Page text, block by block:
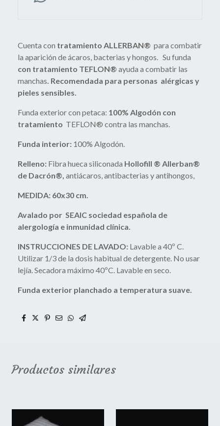
Cuenta con tratamiento ALLERBAN® para combatir
la aparición de ácaros, bacterias y hongos. Su funda
con tratamiento TEFLON® ayuda a combatir las
manchas. Recomendada para personas alérgicas y
pieles sensibles.
Funda exterior con petaca: 100% Algodón con
tratamiento TEFLON® contra las manchas.
Funda interior: 100% Algodón.
Relleno: Fibra hueca siliconada Hollofill ® Allerban®
de Dacrón®, antiácaros, antibacterias y antihongos,
MEDIDA: 60x30 cm.
Avalado por SEAIC sociedad española de
alergología e inmunidad clínica.
INSTRUCCIONES DE LAVADO: Lavable a 40º C.
Utilizar 1/3 de la dosis habitual de detergente. No usar
lejía. Secadora máximo 40ºC. Lavable en seco.
Funda exterior planchado a temperatura suave.
Productos similares